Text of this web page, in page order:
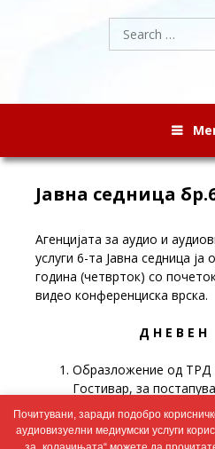
Search
for:
Јавна седница бр.6
Агенцијата за аудио и
услуги 6-та Јавна седница
година (четврток) со
видео конференциска врска.
Д Н Е В Е
Образложение од
Гостивар, за
врска со покренатата
на дозволата.
Разно
Почитувани, заради подобро
аудиовизуелни медиумски услуги